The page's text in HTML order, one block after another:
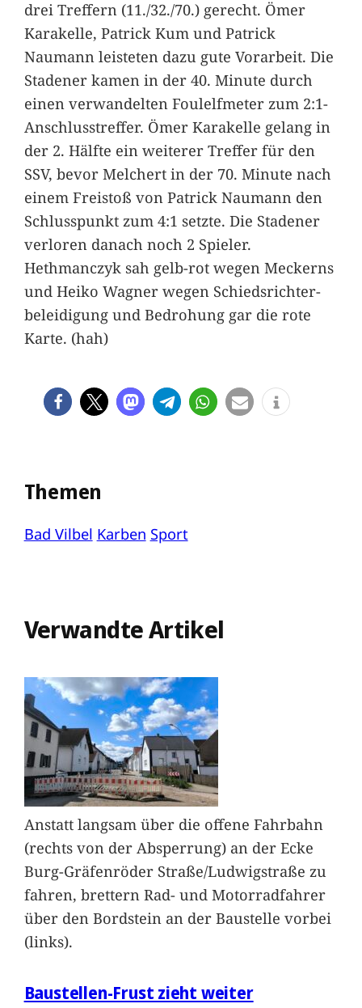
drei Treffern (11./32./70.) gerecht. Ömer
Karakelle, Patrick Kum und Patrick
Naumann leisteten dazu gute Vorarbeit. Die
Stadener kamen in der 40. Minute durch
einen verwandelten Foulelfmeter zum 2:1-
Anschlusstreffer. Ömer Karakelle gelang in
der 2. Hälfte ein weiterer Treffer für den
SSV, bevor Melchert in der 70. Minute nach
einem Freistoß von Patrick Naumann den
Schlusspunkt zum 4:1 setzte. Die Stadener
verloren danach noch 2 Spieler.
Hethmanczyk sah gelb-rot wegen Meckerns
und Heiko Wagner wegen Schiedsrichter-
beleidigung und Bedrohung gar die rote
Karte. (hah)
Themen
Bad Vilbel Karben Sport
Verwandte Artikel
Anstatt langsam über die offene Fahrbahn
(rechts von der Absperrung) an der Ecke
Burg-Gräfenröder Straße/Ludwigstraße zu
fahren, brettern Rad- und Motorradfahrer
über den Bordstein an der Baustelle vorbei
(links).
Baustellen-Frust zieht weiter